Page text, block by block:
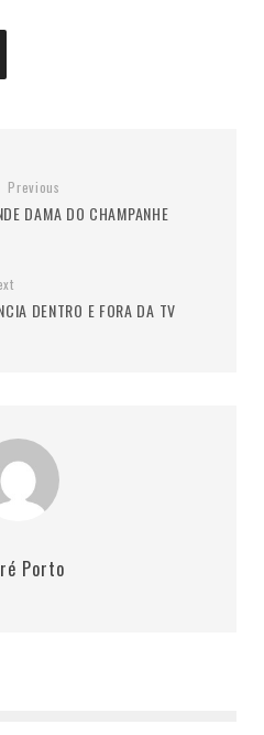
Previous
DAMA DO CHAMPANHE
DENTRO E FORA DA TV
Porto